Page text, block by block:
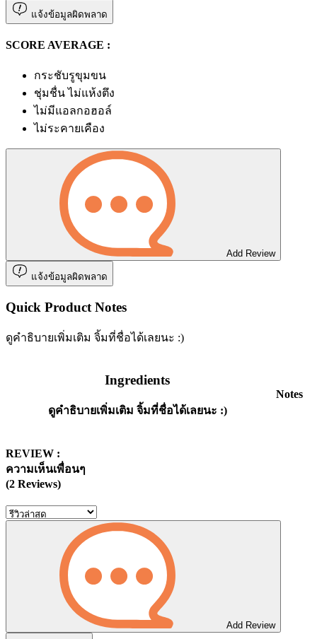
แจ้งข้อมูลผิดพลาด
SCORE AVERAGE :
กระชับรูขุมขน
ชุ่มชื่น ไม่แห้งตึง
ไม่มีแอลกอฮอล์
ไม่ระคายเคือง
Add Review
แจ้งข้อมูลผิดพลาด
Quick Product Notes
ดูคำธิบายเพิ่มเติม จิ้มที่ชื่อได้เลยนะ :)
Ingredients
ดูคำธิบายเพิ่มเติม จิ้มที่ชื่อได้เลยนะ :)
Notes
REVIEW :
ความเห็นเพื่อนๆ
(2 Reviews)
Add Review